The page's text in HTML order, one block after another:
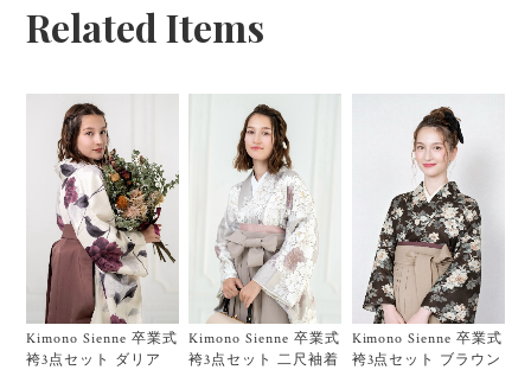
Related Items
Kimono Sienne 卒業式
袴3点セット ダリア
Kimono Sienne 卒業式
袴3点セット 二尺袖着
Kimono Sienne 卒業式
袴3点セット ブラウン